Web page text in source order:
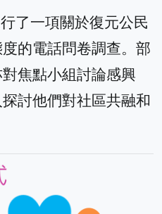
了一項關於復元公民
的電話問卷調查。部
焦點小組討論感興
討他們對社區共融和